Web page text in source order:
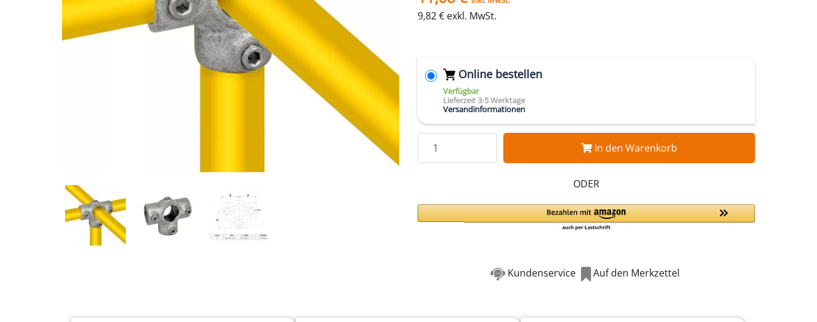
9,82 € exkl. MwSt.
Online bestellen
Verfügbar
Lieferzeit 3-5 Werktage
Versandinformationen
In den Warenkorb
ODER
Kundenservice Auf den Merkzettel